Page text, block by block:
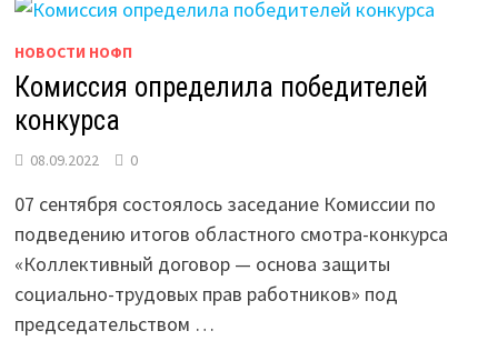
НОВОСТИ НОФП
Комиссия определила победителей
конкурса
08.09.2022 0
07 сентября состоялось заседание Комиссии по
подведению итогов областного смотра-конкурса
«Коллективный договор — основа защиты
социально-трудовых прав работников» под
председательством …